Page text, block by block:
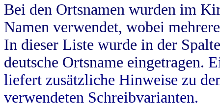
Bei den Ortsnamen wurden im
Namen verwendet, wobei
In dieser Liste wurde in der
deutsche Ortsname eingetragen.
liefert zusätzliche Hinweise zu
verwendeten Schreibvarianten.